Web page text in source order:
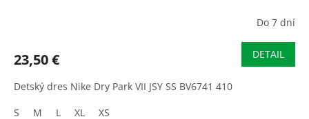
Do 7 dní
23,50 € DETAIL
Detský dres Nike Dry Park VII JSY SS BV6741 410
S
M L XL XS